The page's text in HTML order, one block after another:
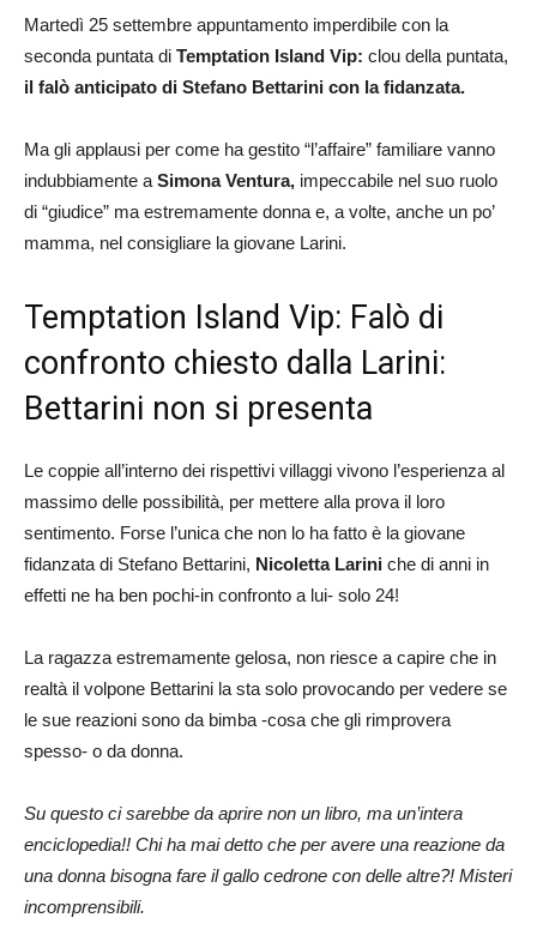
Martedì 25 settembre appuntamento imperdibile con la
seconda puntata di Temptation Island Vip: clou della puntata,
il falò anticipato di Stefano Bettarini con la fidanzata.
Ma gli applausi per come ha gestito “l’affaire” familiare vanno
indubbiamente a Simona Ventura, impeccabile nel suo ruolo
di “giudice” ma estremamente donna e, a volte, anche un po’
mamma, nel consigliare la giovane Larini.
Temptation Island Vip: Falò di
confronto chiesto dalla Larini:
Bettarini non si presenta
Le coppie all’interno dei rispettivi villaggi vivono l’esperienza al
massimo delle possibilità, per mettere alla prova il loro
sentimento. Forse l’unica che non lo ha fatto è la giovane
fidanzata di Stefano Bettarini, Nicoletta Larini che di anni in
effetti ne ha ben pochi-in confronto a lui- solo 24!
La ragazza estremamente gelosa, non riesce a capire che in
realtà il volpone Bettarini la sta solo provocando per vedere se
le sue reazioni sono da bimba -cosa che gli rimprovera
spesso- o da donna.
Su questo ci sarebbe da aprire non un libro, ma un’intera
enciclopedia!! Chi ha mai detto che per avere una reazione da
una donna bisogna fare il gallo cedrone con delle altre?! Misteri
incomprensibili.